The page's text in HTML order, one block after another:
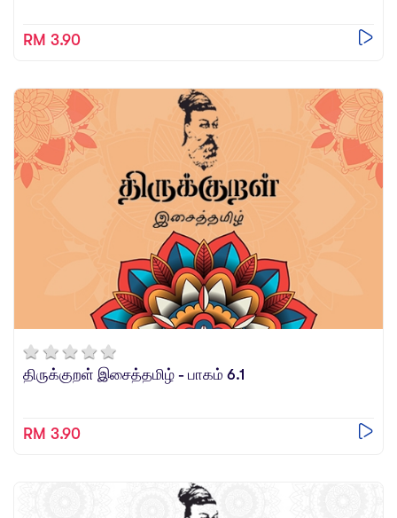
RM 3.90
திருக்குறள் இசைத்தமிழ் - பாகம் 6.1
RM 3.90